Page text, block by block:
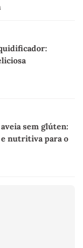
sem glúten:
nutritiva para o